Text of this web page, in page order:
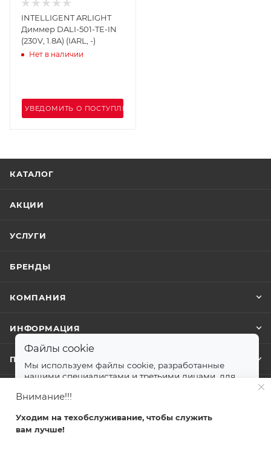
INTELLIGENT ARLIGHT
Диммер DALI-501-TE-IN
(230V, 1.8A) (IARL, -)
Нет в наличии
УВЕДОМИТЬ О ПОСТУПЛЕНИИ
КАТАЛОГ
АКЦИИ
УСЛУГИ
БРЕНДЫ
КОМПАНИЯ
ИНФОРМАЦИЯ
ПОМОЩЬ
Внимание!!!
Уходим на техобслуживание, чтобы служить
вам лучше!
Файлы cookie
Мы используем файлы cookie, разработанные
нашими специалистами и третьими лицами, для